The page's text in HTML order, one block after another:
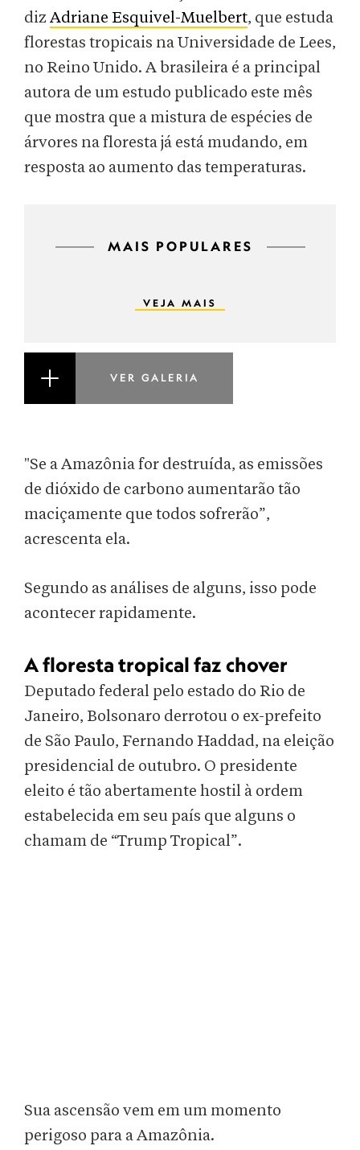
dizAdriane Esquivel-Muelbert, que estuda
florestas tropicais na Universidade de Lees,
no Reino Unido. A brasileira é a principal
autora de um estudo publicado este mês
que mostra que a mistura de espécies de
árvores na floresta já está mudando, em
resposta ao aumento das temperaturas.
MAIS POPULARES
VEJA MAIS
VER GALERIA
"Se a Amazônia for destruída, as emissões
de dióxido de carbono aumentarão tão
maciçamente que todos sofrerão”,
acrescenta ela.
Segundo as análises de alguns, isso pode
acontecer rapidamente.
A floresta tropical faz chover
Deputado federal pelo estado do Rio de
Janeiro, Bolsonaro derrotou o ex-prefeito
de São Paulo, Fernando Haddad, na eleição
presidencial de outubro. O presidente
eleito é tão abertamente hostil à ordem
estabelecida em seu país que alguns o
chamam de “Trump Tropical”.
Sua ascensão vem em um momento
perigoso para a Amazônia.